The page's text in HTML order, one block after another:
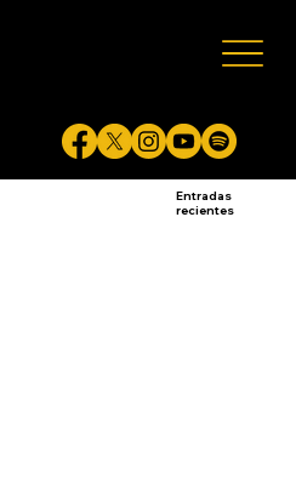
Entradas
recientes